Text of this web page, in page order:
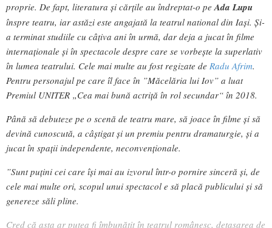
proprie. De fapt, literatura și cărțile au îndreptat-o peAda Lupu
înspre teatru, iar astăzi este angajată la teatrul national din Iași. Și-
a terminat studiile cu câțiva ani în urmă, dar deja a jucat în filme
internaționale și în spectacole despre care se vorbește la superlativ
în lumea teatrului. Cele mai multe au fost regizate de Radu Afrim.
Pentru personajul pe care îl face în ”Măcelăria lui Iov” a luat
Premiul UNITER „Cea mai bună actriţă în rol secundar“ în 2018.
Până să debuteze pe o scenă de teatru mare, să joace în filme și să
devină cunoscută, a câștigat și un premiu pentru dramaturgie, și a
jucat în spații independente, neconvenționale.
”Sunt puțini cei care își mai au izvorul într-o pornire sinceră și, de
cele mai multe ori, scopul unui spectacol e să placă publicului și să
genereze săli pline.
Cred că asta ar putea fi îmbunățit în teatrul românesc, detașarea de